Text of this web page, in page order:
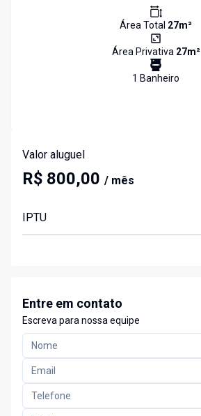
Área Total 27m²
Área Privativa 27m²
1 Banheiro
Valor aluguel
R$ 800,00 / mês
IPTU
Entre em contato
Escreva para nossa equipe